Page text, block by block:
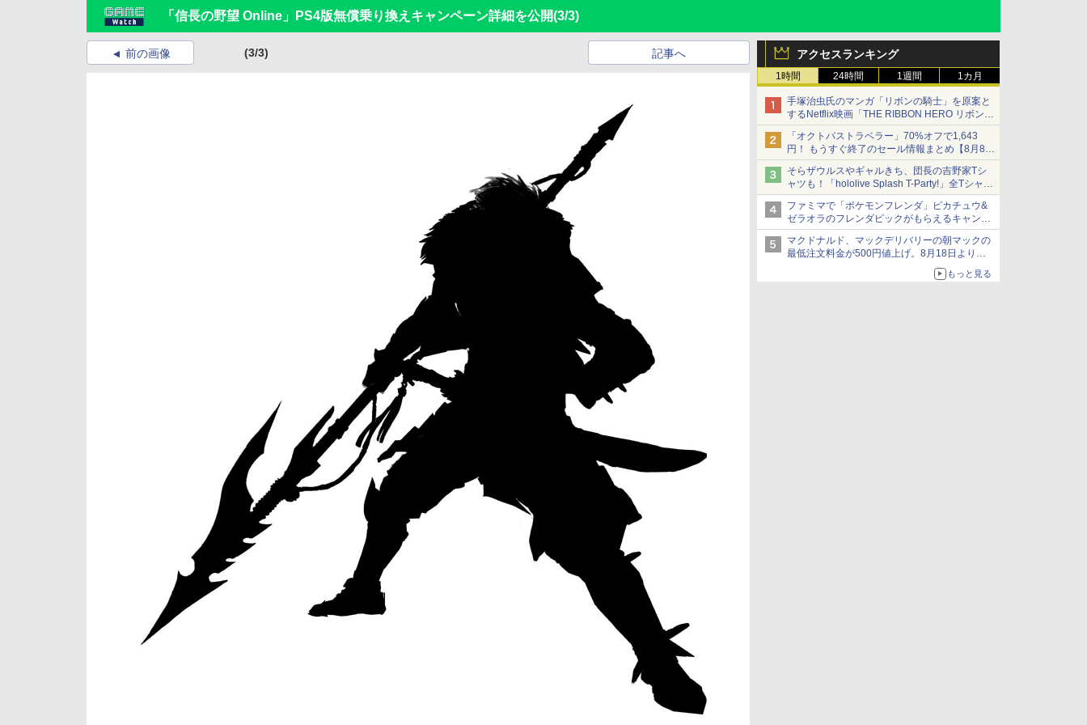
「信長の野望 Online」PS4版無償乗り換えキャンペーン詳細を公開(3/3)
アクセスランキング
1時間 24時間 1週間 1カ月
手塚治虫氏のマンガ「リボンの騎士」を原案と
するNetflix映画「THE RIBBON HERO リボンヒ
ーロー」本日配信開始
「オクトパストラベラー」70%オフで1,643
円！ もうすぐ終了のセール情報まとめ【8月8日
更新】
ニンテンドーeショップでは「大神 絶景版」が
67%オフで990円
そらザウルスやギャルきち、団長の吉野家Tシ
ャツも！「hololive Splash T-Party!」全Tシャツ
ラインナップ公開＆オンライン販売開始
ファミマで「ポケモンフレンダ」ピカチュウ&
ゼラオラのフレンダピックがもらえるキャンペ
ーン開催！
マクドナルド、マックデリバリーの朝マックの
最低注文料金が500円値上げ。8月18日より
もっと見る
前の画像 (3/3) 記事へ